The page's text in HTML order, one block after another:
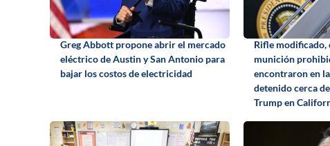
Greg Abbott propone abrir el mercado
eléctrico de Austin y San Antonio para
bajar los costos de electricidad
Rifle modificado,
munición
encontraron en
detenido cerca
Trump en